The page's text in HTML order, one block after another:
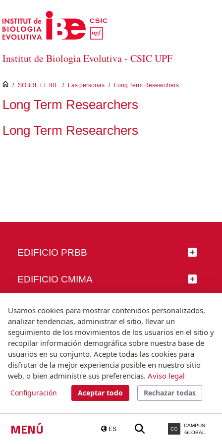
Saltar al contenido principal
Institut de Biologia Evolutiva - CSIC UPF
MENÚ ES CG
CAMPUS
GLOBAL
inici
/ SOBRE EL IBE / Las personas / Long Term Researchers
Long Term Researchers
Long Term Researchers
EDIFICIO PRBB
EDIFICIO CMIMA
SÍGUENOS
© Universitat Pompeu Fabra
Barcelona
T.(+34) 93 542 20 00
Usamos cookies para mostrar contenidos personalizados,
analizar tendencias, administrar el sitio, llevar un
seguimiento de los movimientos de los usuarios en el sitio y
recopilar información demográfica sobre nuestra base de
usuarios en su conjunto. Acepte todas las cookies para
disfrutar de la mejor experiencia posible en nuestro sitio
web, o bien administre sus preferencias. Aviso legal
Configuración Aceptar todo Rechazar todas